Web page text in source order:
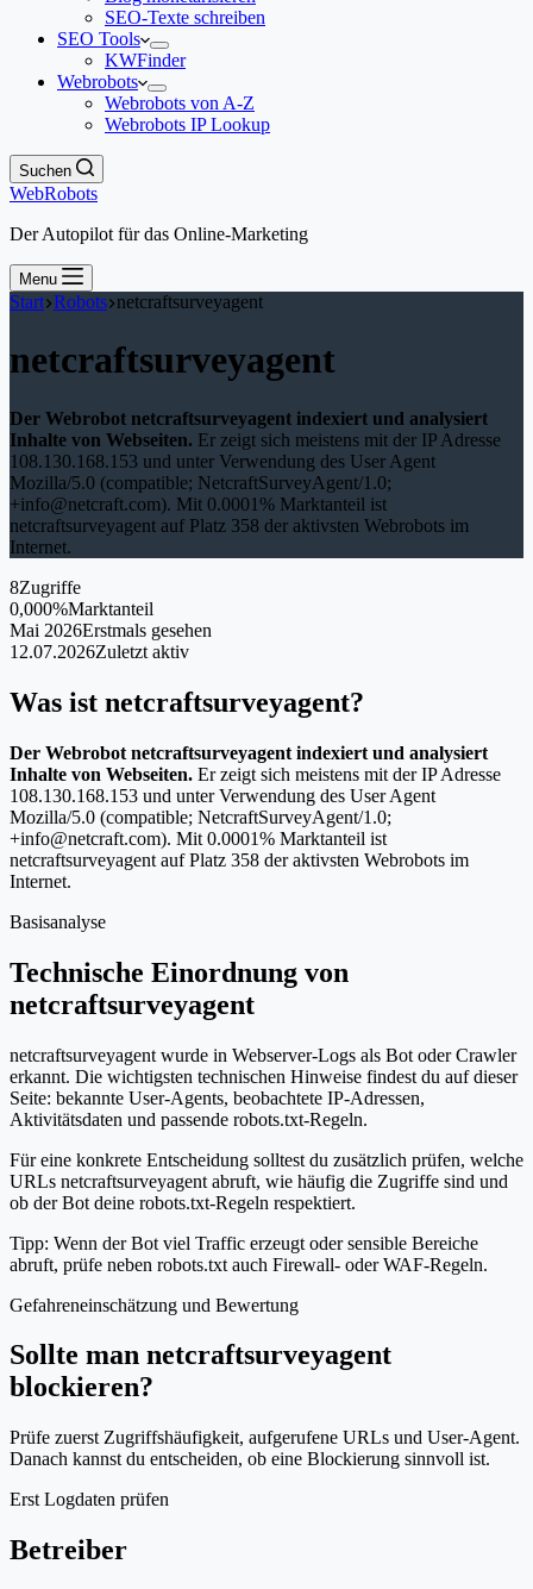
SEO-Texte schreiben
SEO Tools
KWFinder
Webrobots
Webrobots von A-Z
Webrobots IP Lookup
Suchen
WebRobots
Der Autopilot für das Online-Marketing
Menu
Start Robots netcraftsurveyagent
netcraftsurveyagent
Der Webrobot netcraftsurveyagent indexiert und analysiert
Inhalte von Webseiten. Er zeigt sich meistens mit der IP Adresse
108.130.168.153 und unter Verwendung des User Agent
Mozilla/5.0 (compatible; NetcraftSurveyAgent/1.0;
+info@netcraft.com). Mit 0.0001% Marktanteil ist
netcraftsurveyagent auf Platz 358 der aktivsten Webrobots im
Internet.
8Zugriffe
0,000%Marktanteil
Mai 2026Erstmals gesehen
12.07.2026Zuletzt aktiv
Was ist netcraftsurveyagent?
Der Webrobot netcraftsurveyagent indexiert und analysiert
Inhalte von Webseiten. Er zeigt sich meistens mit der IP Adresse
108.130.168.153 und unter Verwendung des User Agent
Mozilla/5.0 (compatible; NetcraftSurveyAgent/1.0;
+info@netcraft.com). Mit 0.0001% Marktanteil ist
netcraftsurveyagent auf Platz 358 der aktivsten Webrobots im
Internet.
Basisanalyse
Technische Einordnung von
netcraftsurveyagent
netcraftsurveyagent wurde in Webserver-Logs als Bot oder Crawler
erkannt. Die wichtigsten technischen Hinweise findest du auf dieser
Seite: bekannte User-Agents, beobachtete IP-Adressen,
Aktivitätsdaten und passende robots.txt-Regeln.
Für eine konkrete Entscheidung solltest du zusätzlich prüfen, welche
URLs netcraftsurveyagent abruft, wie häufig die Zugriffe sind und
ob der Bot deine robots.txt-Regeln respektiert.
Tipp: Wenn der Bot viel Traffic erzeugt oder sensible Bereiche
abruft, prüfe neben robots.txt auch Firewall- oder WAF-Regeln.
Gefahreneinschätzung und Bewertung
Sollte man netcraftsurveyagent
blockieren?
Prüfe zuerst Zugriffshäufigkeit, aufgerufene URLs und User-Agent.
Danach kannst du entscheiden, ob eine Blockierung sinnvoll ist.
Erst Logdaten prüfen
Betreiber